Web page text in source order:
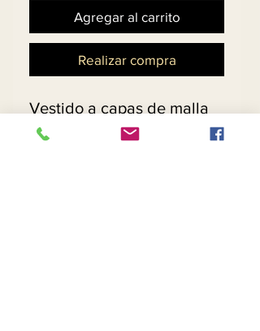
Agregar al carrito
Realizar compra
Vestido a capas de malla
en blanco y negro con